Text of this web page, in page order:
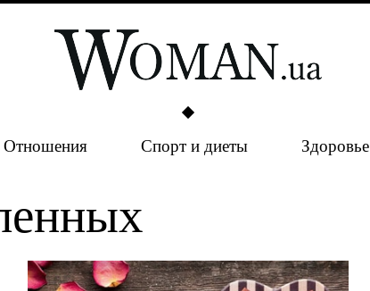
Отношения Спорт и диеты Здоровье